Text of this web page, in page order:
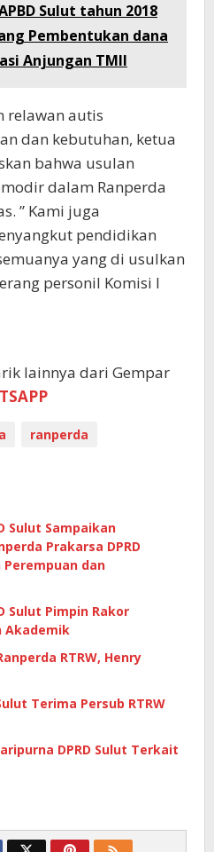
Sulut tahun 2018
Pembentukan dana
Anjungan TMII
relawan autis
dan kebutuhan, ketua
bahwa usulan
dalam Ranperda
” Kami juga
pendidikan
yang di usulkan
personil Komisi I
lainnya dari Gempar
ranperda
Sulut Sampaikan
Prakarsa DPRD
dan
Sulut Pimpin Rakor
Akademik
RTRW, Henry
Terima Persub RTRW
DPRD Sulut Terkait